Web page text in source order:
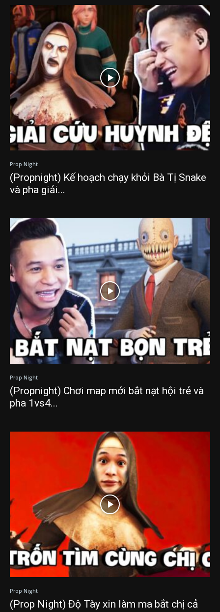
Prop Night
(Propnight) Kế hoạch chạy khỏi Bà Tị Snake
và pha giải...
Prop Night
(Propnight) Chơi map mới bắt nạt hội trẻ và
pha 1vs4...
Prop Night
(Prop Night) Độ Tày xin làm ma bắt chị cả